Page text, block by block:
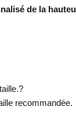
de la
recommandée.